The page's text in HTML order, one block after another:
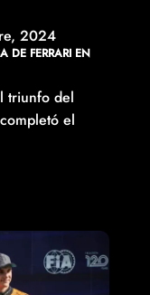
2024
DE FERRARI EN
triunfo del
el